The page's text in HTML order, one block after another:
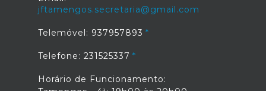
jftamengos.secretaria@gmail.com
Telemóvel: 937957893
Telefone: 231525337
Horário de Funcionamento: